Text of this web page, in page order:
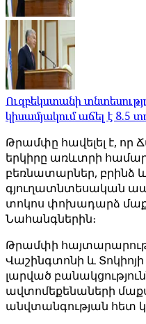
Ուզբեկստանի
կիսամյակում աճել է 8.5
Թրամփը հավելել է, որ
երկիրը առևտրի
բեռնատարներ, բրինձ և
գյուղատնտեսական
տոկոս փոխադարձ
Նահանգներին։
Թրամփի
Վաշինգտոնի և
լարված
ավտոմեքենաների
անվտանգության հետ